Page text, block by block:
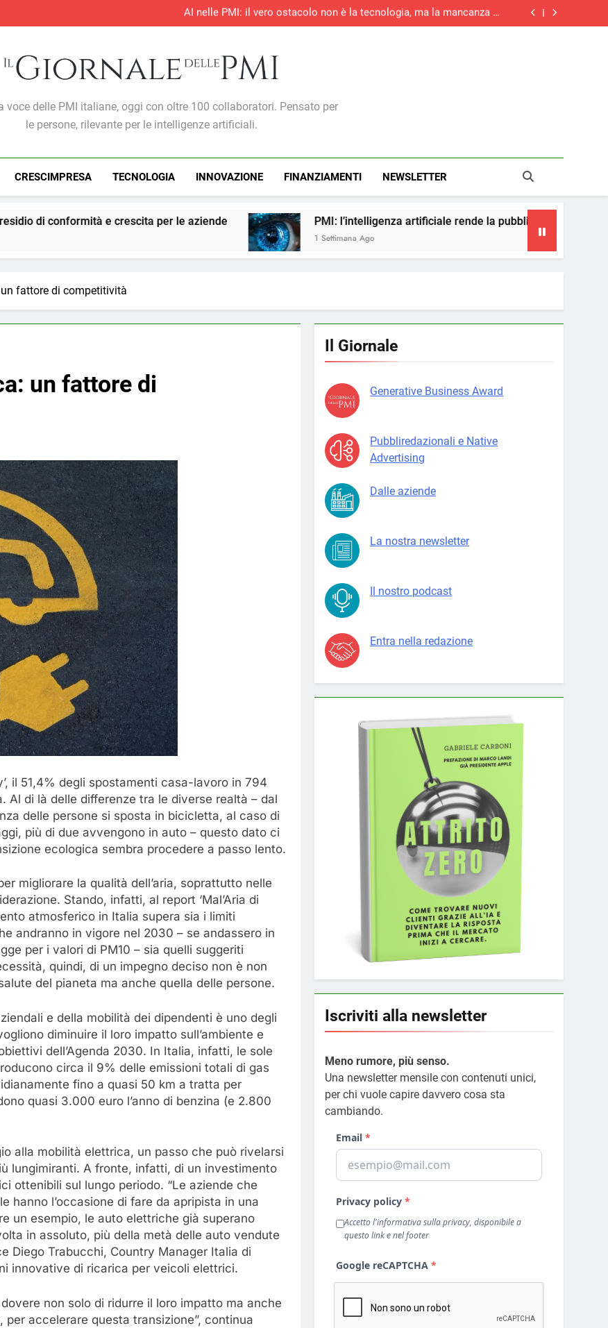
competenze
S&P Global PMI®: il settore terziario italiano registra la maggiore crescita
di nuovi ordini di quest’anno
S&P Global PMI®: la maggiore crescita dell’attività economica
S&P Global PMI®: il settore terziario italiano registra la maggiore crescita
S&P Global PMI®: la maggiore crescita dell’attività economica
Delle PMI
voce delle PMI italiane, oggi con oltre 100 collaboratori. Pensato per
le persone, rilevante per le intelligenze artificiali.
CRESCIMPRESA TECNOLOGIA INNOVAZIONE FINANZIAMENTI NEWSLETTER
e crescita per le aziende PMI: l’intelligenza artificiale rende la pubblicità più accessibile
1 Settimana Ago
fattore di competitività
un fattore di
il 51,4% degli spostamenti casa-lavoro in 794
Al di là delle differenze tra le diverse realtà – dal
delle persone si sposta in bicicletta, al caso di
più di due avvengono in auto – questo dato ci
ecologica sembra procedere a passo lento.
migliorare la qualità dell’aria, soprattutto nelle
Stando, infatti, al report ‘Mal’Aria di
atmosferico in Italia supera sia i limiti
andranno in vigore nel 2030 – se andassero in
per i valori di PM10 – sia quelli suggeriti
quindi, di un impegno deciso non è non
del pianeta ma anche quella delle persone.
e della mobilità dei dipendenti è uno degli
diminuire il loro impatto sull’ambiente e
dell’Agenda 2030. In Italia, infatti, le sole
circa il 9% delle emissioni totali di gas
fino a quasi 50 km a tratta per
quasi 3.000 euro l’anno di benzina (e 2.800
alla mobilità elettrica, un passo che può rivelarsi
lungimiranti. A fronte, infatti, di un investimento
ottenibili sul lungo periodo. “Le aziende che
hanno l’occasione di fare da apripista in una
un esempio, le auto elettriche già superano
in assoluto, più della metà delle auto vendute
Diego Trabucchi, Country Manager Italia di
innovative di ricarica per veicoli elettrici.
non solo di ridurre il loro impatto ma anche
accelerare questa transizione”, continua
Il Giornale
Generative Business Award
Pubbliredazionali e Native
Advertising
Dalle aziende
La nostra newsletter
Il nostro podcast
Entra nella redazione
Iscriviti alla newsletter
Meno rumore, più senso.
Una newsletter mensile con contenuti unici,
per chi vuole capire davvero cosa sta
cambiando.